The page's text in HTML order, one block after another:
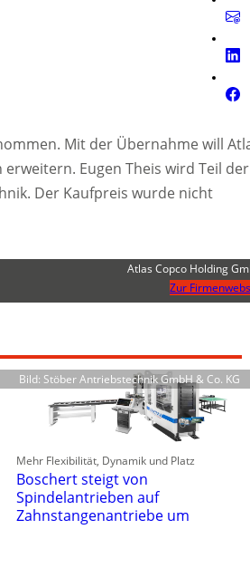
Mit der Übernahme will
Eugen Theis wird Teil der
Der Kaufpreis wurde nicht
Atlas Copco Holding
Zur
Bild: Stöber Antriebstechnik GmbH & Co. KG
Mehr Flexibilität, Dynamik und Platz
Boschert steigt von
Spindelantrieben auf
Zahnstangenantriebe um